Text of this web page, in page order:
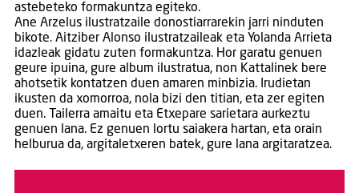
astebeteko formakuntza egiteko.
Ane Arzelus ilustratzaile donostiarrarekin jarri ninduten
bikote. Aitziber Alonso ilustratzaileak eta Yolanda Arrieta
idazleak gidatu zuten formakuntza. Hor garatu genuen
geure ipuina, gure album ilustratua, non Kattalinek bere
ahotsetik kontatzen duen amaren minbizia. Irudietan
ikusten da xomorroa, nola bizi den titian, eta zer egiten
duen. Tailerra amaitu eta Etxepare sarietara aurkeztu
genuen lana. Ez genuen lortu saiakera hartan, eta orain
helburua da, argitaletxeren batek, gure lana argitaratzea.